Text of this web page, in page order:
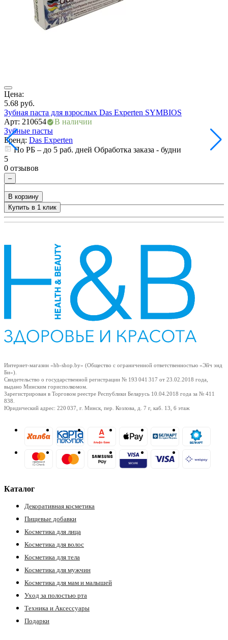
Цена:
5.68 руб.
Зубная паста для взрослых Das Experten SYMBIOS
Арт: 210654
В наличии
Зубные пасты
Бренд: Das Experten
По РБ – до 5 раб. дней Обработка заказа - будни
5
0 отзывов
–
+
В корзину
Купить в 1 клик
Интернет-магазин «hb-shop.by» (Общество с ограниченной ответственностью «Эйч энд
Би»).
Свидетельство о государственной регистрации № 193 041 317 от 23.02.2018 года,
выдано Минским горисполкомом.
Зарегистрирован в Торговом реестре Республики Беларусь 10.04.2018 года за № 411
838.
Юридический адрес: 220 037, г. Минск, пер. Козлова, д. 7 г, каб. 13, 6 этаж
Каталог
Декоративная косметика
Пищевые добавки
Косметика для лица
Косметика для волос
Косметика для тела
Косметика для мужчин
Косметика для мам и малышей
Уход за полостью рта
Техника и Аксессуары
Подарки